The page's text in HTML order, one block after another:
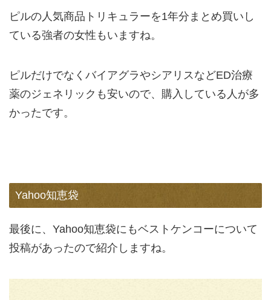
ピルの人気商品トリキュラーを1年分まとめ買いし
ている強者の女性もいますね。
ピルだけでなくバイアグラやシアリスなどED治療
薬のジェネリックも安いので、購入している人が多
かったです。
Yahoo知恵袋
最後に、Yahoo知恵袋にもベストケンコーについて
投稿があったので紹介しますね。